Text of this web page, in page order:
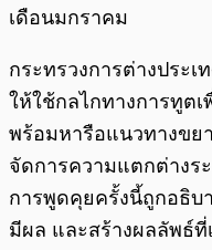
เดือนมกราคม
กระทรวงการต่างประเ
ให้ใช้กลไกทางการทูต
พร้อมหารือแนวทางขย
จัดการความแตกต่างร
การพูดคุยครั้งนี้ถูกอธิบ
มีผล และสร้างผลลัพธ์ที่